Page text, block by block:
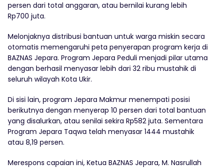
persen dari total anggaran, atau bernilai kurang lebih
Rp700 juta.
Melonjaknya distribusi bantuan untuk warga miskin secara
otomatis memengaruhi peta penyerapan program kerja di
BAZNAS Jepara. Program Jepara Peduli menjadi pilar utama
dengan berhasil menyasar lebih dari 32 ribu mustahik di
seluruh wilayah Kota Ukir.
Di sisi lain, program Jepara Makmur menempati posisi
berikutnya dengan menyerap 10 persen dari total bantuan
yang disalurkan, atau senilai sekira Rp582 juta. Sementara
Program Jepara Taqwa telah menyasar 1444 mustahik
atau 8,19 persen.
Merespons capaian ini, Ketua BAZNAS Jepara, M. Nasrullah